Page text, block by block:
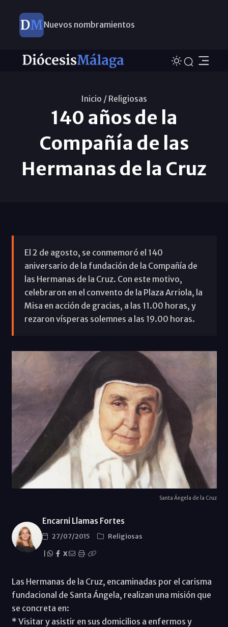
Nuevos nombramientos
Inicio / Religiosas
140 años de la
Compañía de las
Hermanas de la Cruz
El 2 de agosto, se conmemoró el 140
aniversario de la fundación de la Compañía de
las Hermanas de la Cruz. Con este motivo,
celebraron en el convento de la Plaza Arriola, la
Misa en acción de gracias, a las 11.00 horas, y
rezaron vísperas solemnes a las 19.00 horas.
Santa Ángela de la Cruz
Encarni Llamas Fortes
27/07/2015
Religiosas
X
Las Hermanas de la Cruz, encaminadas por el carisma
fundacional de Santa Ángela, realizan una misión que
se concreta en:
* Visitar y asistir en sus domicilios a enfermos y